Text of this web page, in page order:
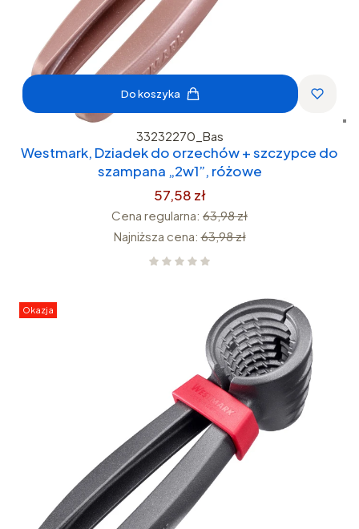
Do koszyka
33232270_Bas
Westmark, Dziadek do orzechów + szczypce do
szampana „2w1”, różowe
57,58 zł
Cena regularna: 63,98 zł
Najniższa cena: 63,98 zł
Okazja